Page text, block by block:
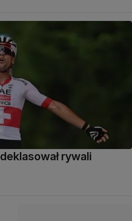
rywali